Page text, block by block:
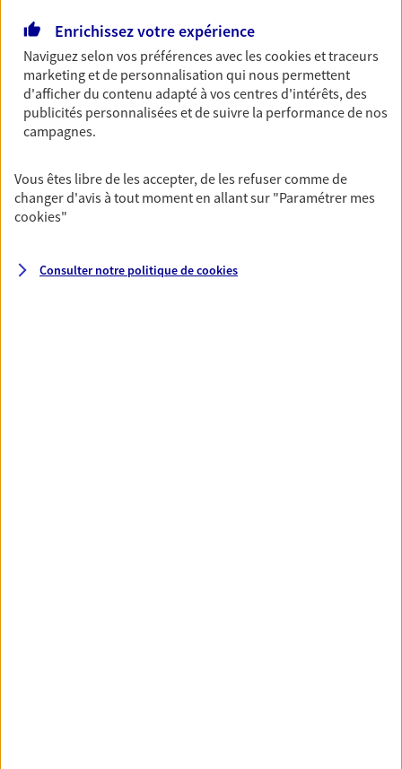
Retraite
Préparez sereinement ce nouveau chapitre de
votre vie avec les conseils d'un expert. Découvrez
notre solution PER (Plan Epargne Retraite)
spécialement conçue pour la retraite.
Prévoyance
contrat prévoyance. Préservez vos proches en cas
Enrichissez votre expérience
Naviguez selon vos préférences avec lescookies et traceurs
marketing et de personnalisation qui nous permettent
d'afficher du contenu adapté à vos centres d'intérêts, des
publicités personnalisées et de suivre la performance de nos
campagnes.
Vous êtes libre de les accepter, de les refuser comme de
changer d'avis à tout moment en allant sur "Paramétrer mes
cookies"
Consulter notre politique decookies